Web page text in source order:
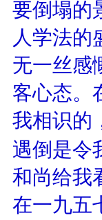
要倒塌的
人学法的
无一丝感
客心态。
我相识的
遇倒是令
和尚给我
在一九五